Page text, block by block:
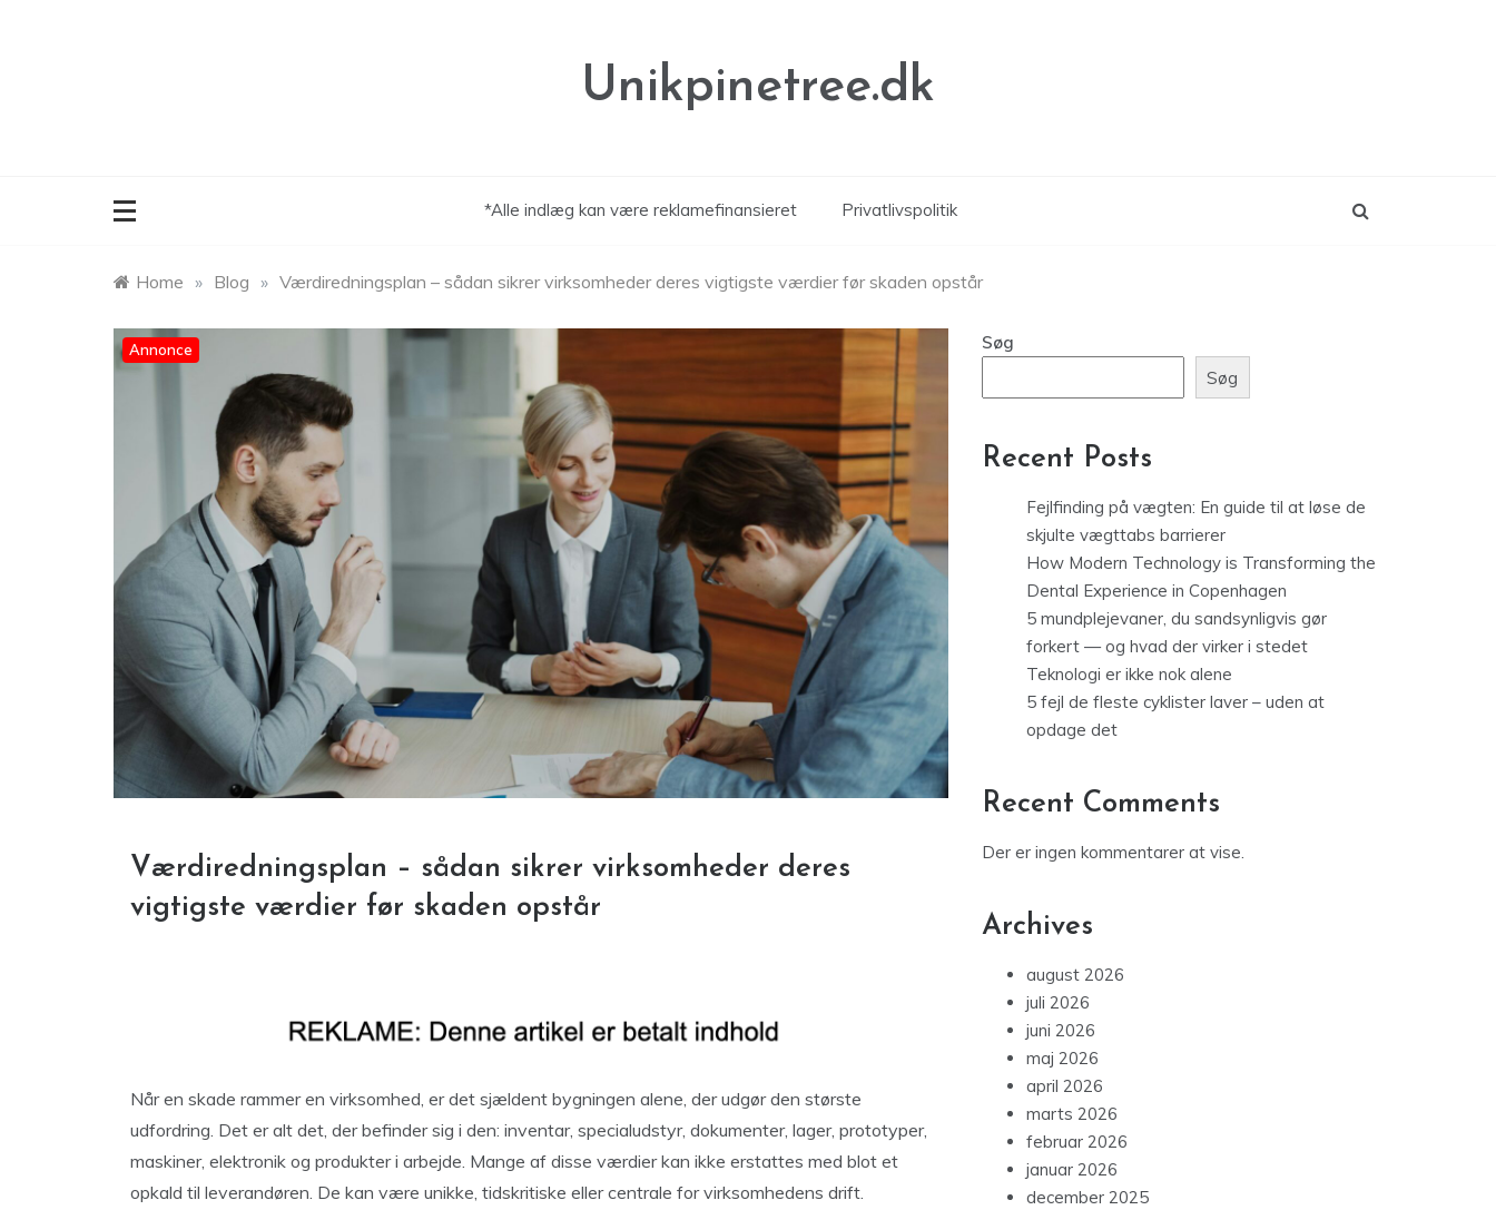
Unikpinetree.dk
*Alle indlæg kan være reklamefinansieret Privatlivspolitik
Home » Blog » Værdiredningsplan – sådan sikrer virksomheder deres vigtigste værdier før skaden opstår
Annonce
Værdiredningsplan – sådan sikrer virksomheder deres
vigtigste værdier før skaden opstår
Når en skade rammer en virksomhed, er det sjældent bygningen alene, der udgør den største
udfordring. Det er alt det, der befinder sig i den: inventar, specialudstyr, dokumenter, lager, prototyper,
maskiner, elektronik og produkter i arbejde. Mange af disse værdier kan ikke erstattes med blot et
opkald til leverandøren. De kan være unikke, tidskritiske eller centrale for virksomhedens drift.
Søg
Søg
Recent Posts
Fejlfinding på vægten: En guide til at løse de
skjulte vægttabs barrierer
How Modern Technology is Transforming the
Dental Experience in Copenhagen
5 mundplejevaner, du sandsynligvis gør
forkert — og hvad der virker i stedet
Teknologi er ikke nok alene
5 fejl de fleste cyklister laver – uden at
opdage det
Recent Comments
Der er ingen kommentarer at vise.
Archives
august 2026
juli 2026
juni 2026
maj 2026
april 2026
marts 2026
februar 2026
januar 2026
december 2025